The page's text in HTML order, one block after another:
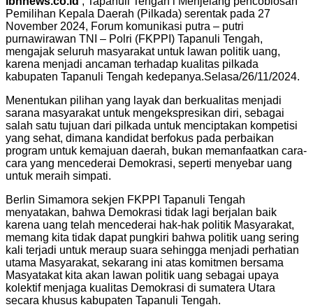
Link
Pemilihan Kepala Daerah (Pilkada) serentak pada 27
November 2024, Forum komunikasi putra – putri
purnawirawan TNI – Polri (FKPPI) Tapanuli Tengah,
mengajak seluruh masyarakat untuk lawan politik uang,
karena menjadi ancaman terhadap kualitas pilkada
kabupaten Tapanuli Tengah kedepanya.Selasa/26/11/2024.
Menentukan pilihan yang layak dan berkualitas menjadi
sarana masyarakat untuk mengekspresikan diri, sebagai
salah satu tujuan dari pilkada untuk menciptakan kompetisi
yang sehat, dimana kandidat berfokus pada perbaikan
program untuk kemajuan daerah, bukan memanfaatkan cara-
cara yang mencederai Demokrasi, seperti menyebar uang
untuk meraih simpati.
Berlin Simamora sekjen FKPPI Tapanuli Tengah
menyatakan, bahwa Demokrasi tidak lagi berjalan baik
karena uang telah mencederai hak-hak politik Masyarakat,
memang kita tidak dapat pungkiri bahwa politik uang sering
kali terjadi untuk meraup suara sehingga menjadi perhatian
utama Masyarakat, sekarang ini atas komitmen bersama
Masyatakat kita akan lawan politik uang sebagai upaya
kolektif menjaga kualitas Demokrasi di sumatera Utara
secara khusus kabupaten Tapanuli Tengah.